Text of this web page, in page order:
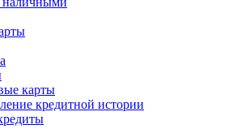
карты
кредитной истории